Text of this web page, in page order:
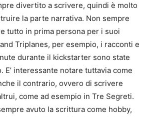
divertito a scrivere, quindi è molto
la parte narrativa. Non sempre
tutto in prima persona per i suoi
Triplanes, per esempio, i racconti e
durante il kickstarter sono state
E’ interessante notare tuttavia come
il contrario, ovvero di scrivere
come ad esempio in Tre Segreti.
avuto la scrittura come hobby,